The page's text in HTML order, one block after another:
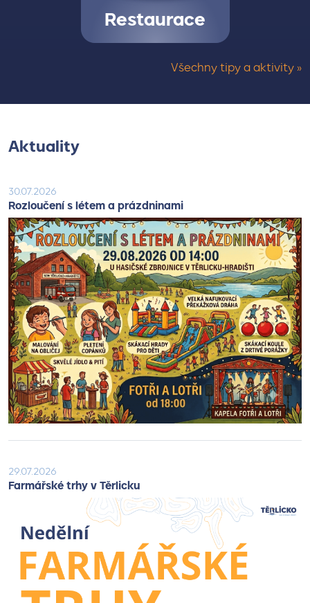
Restaurace
Všechny tipy a aktivity »
Aktuality
30.07.2026
Rozloučení s létem a prázdninami
29.07.2026
Farmářské trhy v Těrlicku